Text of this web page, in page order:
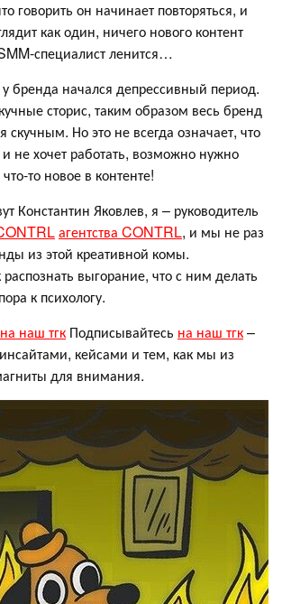
говорить он начинает повторяться, и
как один, ничего нового контент
специалист ленится…
у бренда начался депрессивный период.
сторис, таким образом весь бренд
скучным. Но это не всегда означает, что
не хочет работать, возможно нужно
то новое в контенте!
Константин Яковлев, я – руководитель
агентства CONTRL, и мы не раз
из этой креативной комы.
выгорание, что с ним делать
к психологу.
наш тгк Подписывайтесь на наш тгк–
кейсами и тем, как мы из
для внимания.